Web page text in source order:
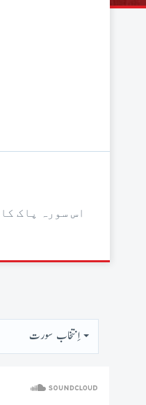
اس سورہ پاک
اِنتخاب سورت